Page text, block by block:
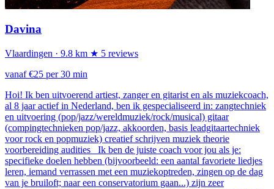
Davina
Vlaardingen · 9.8 km ★ 5 reviews
vanaf €25 per 30 min
Hoi! Ik ben uitvoerend artiest, zanger en gitarist en als muziekcoach,
al 8 jaar actief in Nederland, ben ik gespecialiseerd in: zangtechniek
en uitvoering (pop/jazz/wereldmuziek/rock/musical) gitaar
(compingtechnieken pop/jazz, akkoorden, basis leadgitaartechniek
voor rock en popmuziek) creatief schrijven muziek theorie
voorbereiding audities Ik ben de juiste coach voor jou als je:
specifieke doelen hebben (bijvoorbeeld: een aantal favoriete liedjes
leren, iemand verrassen met een muziekoptreden, zingen op de dag
van je bruiloft; naar een conservatorium gaan...) zijn zeer